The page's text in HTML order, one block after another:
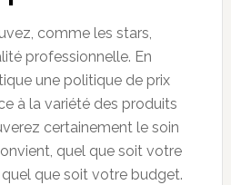
comme les stars,
professionnelle. En
une politique de prix
à la variété des produits
certainement le soin
quel que soit votre
que soit votre budget.